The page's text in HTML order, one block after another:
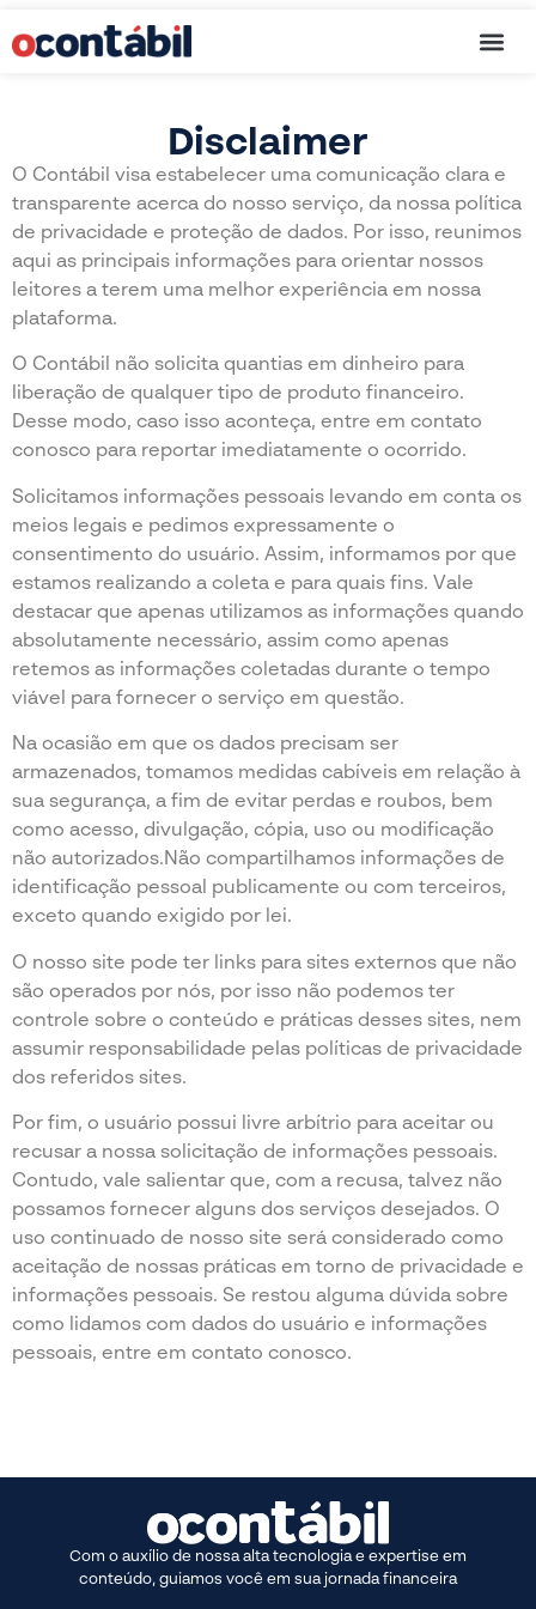
Disclaimer
O Contábil visa estabelecer uma comunicação clara e
transparente acerca do nosso serviço, da nossa política
de privacidade e proteção de dados. Por isso, reunimos
aqui as principais informações para orientar nossos
leitores a terem uma melhor experiência em nossa
plataforma.
O Contábil não solicita quantias em dinheiro para
liberação de qualquer tipo de produto financeiro.
Desse modo, caso isso aconteça, entre em contato
conosco para reportar imediatamente o ocorrido.
Solicitamos informações pessoais levando em conta os
meios legais e pedimos expressamente o
consentimento do usuário. Assim, informamos por que
estamos realizando a coleta e para quais fins. Vale
destacar que apenas utilizamos as informações quando
absolutamente necessário, assim como apenas
retemos as informações coletadas durante o tempo
viável para fornecer o serviço em questão.
Na ocasião em que os dados precisam ser
armazenados, tomamos medidas cabíveis em relação à
sua segurança, a fim de evitar perdas e roubos, bem
como acesso, divulgação, cópia, uso ou modificação
não autorizados.Não compartilhamos informações de
identificação pessoal publicamente ou com terceiros,
exceto quando exigido por lei.
O nosso site pode ter links para sites externos que não
são operados por nós, por isso não podemos ter
controle sobre o conteúdo e práticas desses sites, nem
assumir responsabilidade pelas políticas de privacidade
dos referidos sites.
Por fim, o usuário possui livre arbítrio para aceitar ou
recusar a nossa solicitação de informações pessoais.
Contudo, vale salientar que, com a recusa, talvez não
possamos fornecer alguns dos serviços desejados. O
uso continuado de nosso site será considerado como
aceitação de nossas práticas em torno de privacidade e
informações pessoais. Se restou alguma dúvida sobre
como lidamos com dados do usuário e informações
pessoais, entre em contato conosco.
Com o auxílio de nossa alta tecnologia e expertise em
conteúdo, guiamos você em sua jornada financeira